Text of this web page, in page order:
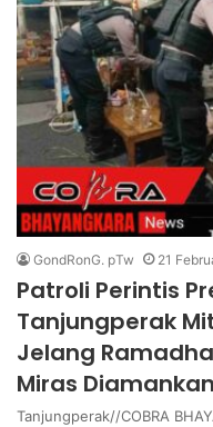
GondRonG. pTw 21
Patroli Perintis
Tanjungperak
Jelang
Miras Diamankan
Tanjungperak//COBRA